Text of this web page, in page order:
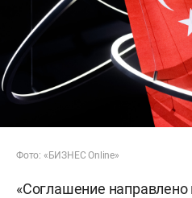
Фото: «БИЗНЕС Online»
«Соглашение направлено